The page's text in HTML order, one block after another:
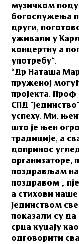
музичком
богослужења
други,
уживали у
концертну а
употребу”.
“Др Наташа
пруженој
пројекта.
СПД
успеху. Ми,
што је њен
традиције, а
допринос
организаторе,
поздрављам
поздравом „
а стихови наше
Јединством
показали су
срца куцају
одговорити